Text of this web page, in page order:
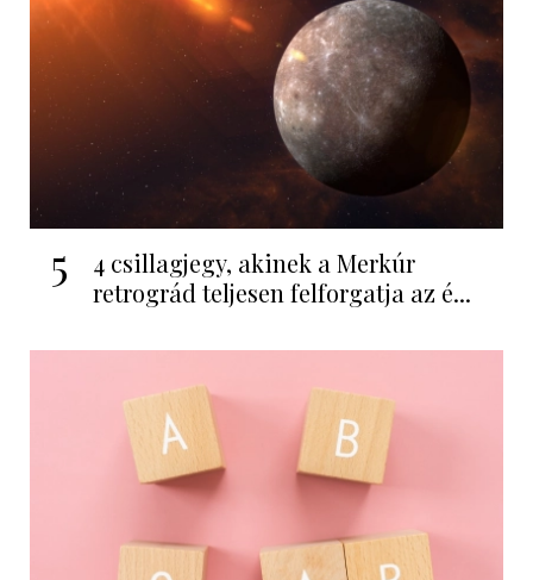
5
4 csillagjegy, akinek a Merkúr
retrográd teljesen felforgatja az é...